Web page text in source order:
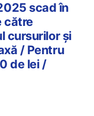
scad în
către
cursurilor și
/ Pentru
de lei /